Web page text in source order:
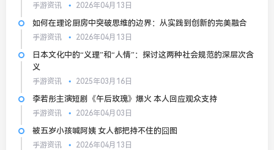
手游资讯 2026年04月13日
如何在理论厨房中突破思维的边界：从实践到创新的完美融合
手游资讯 2026年04月13日
日本文化中的“义理”和“人情”：探讨这两种社会规范的深层次含
义
手游资讯 2025年03月16日
李若彤主演短剧《午后玫瑰》爆火 本人回应观众支持
手游资讯 2026年04月03日
被五岁小孩喊阿姨 女人都把持不住的囧图
手游资讯 2026年04月13日